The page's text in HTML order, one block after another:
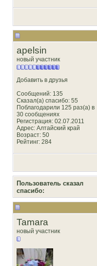
apelsin
новый участник
Добавить в друзья
Сообщений: 135
Сказал(а) спасибо: 55
Поблагодарили 125 раз(а) в
30 сообщениях
Регистрация: 02.07.2011
Адрес: Алтайский край
Возраст: 50
Рейтинг: 284
Пользователь сказал
cпасибо:
Tamara
новый участник